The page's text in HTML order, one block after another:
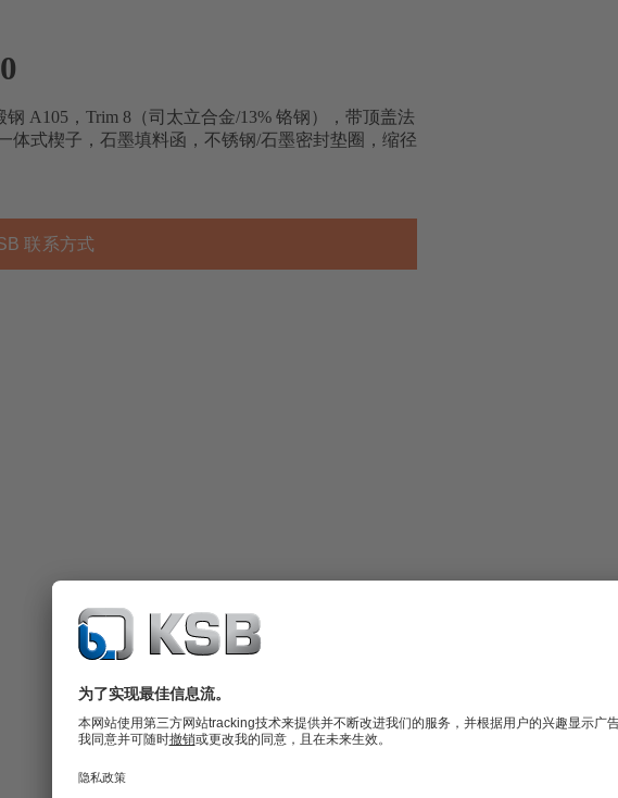
A105，Trim 8（司太立合金/13% 铬钢），带顶盖法
体式楔子，石墨填料函，不锈钢/石墨密封垫圈，缩径
联系方式